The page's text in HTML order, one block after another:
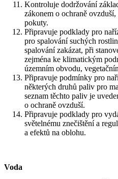
Kontroluje dodržování
zákonem o ochraně
pokuty.
Připravuje podklady pro
pro spalování suchých
spalování zakázat, při
zejména ke klimatickým
územním obvodu,
Připravuje podmínky pro
některých druhů paliv pro
seznam těchto paliv je
o ochraně ovzduší.
Připravuje podklady pro
světelnému znečištění a
a efektů na oblohu.
Voda